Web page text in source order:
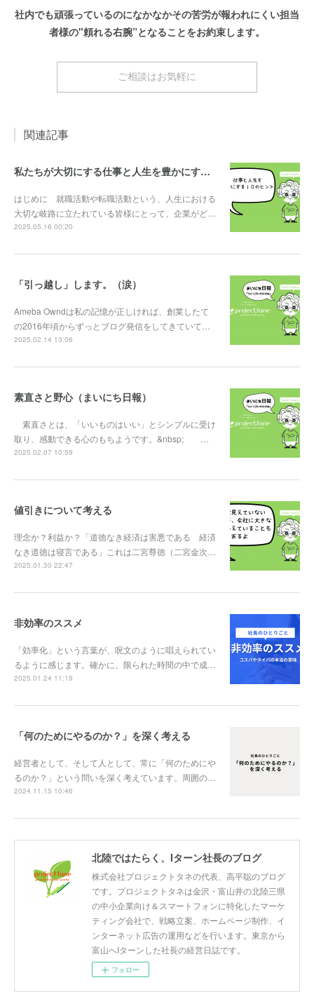
社内でも頑張っているのになかなかその苦労が報われにくい担当
者様の"頼れる右腕”となることをお約束します。
ご相談はお気軽に
関連記事
私たちが大切にする仕事と人生を豊かにする10のヒント
はじめに 就職活動や転職活動という、人生における
大切な岐路に立たれている皆様にとって、企業がど…
2025.05.16 00:20
「引っ越し」します。（涙）
Ameba Owndは私の記憶が正しければ、創業したて
の2016年頃からずっとブログ発信をしてきていて…
2025.02.14 13:06
素直さと野心（まいにち日報）
素直さとは、「いいものはいい」とシンプルに受け
取り、感動できる心のもちようです。&nbsp; …
2025.02.07 10:59
値引きについて考える
理念か？利益か？「道徳なき経済は害悪である 経済
なき道徳は寝言である」これは二宮尊徳（二宮金次…
2025.01.30 22:47
非効率のススメ
「効率化」という言葉が、呪文のように唱えられてい
るように感じます。確かに、限られた時間の中で成…
2025.01.24 11:19
「何のためにやるのか？」を深く考える
経営者として、そして人として、常に「何のためにや
るのか？」という問いを深く考えています。周囲の…
2024.11.15 10:46
北陸ではたらく、Iターン社長のブログ
株式会社プロジェクトタネの代表、高平聡のブログ
です。プロジェクトタネは金沢・富山井の北陸三県
の中小企業向け＆スマートフォンに特化したマーケ
ティング会社で、戦略立案、ホームページ制作、イ
ンターネット広告の運用などを行います。東京から
富山へIターンした社長の経営日誌です。
フォロー